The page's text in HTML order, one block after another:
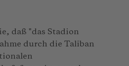
daß "das Stadion
durch die Taliban